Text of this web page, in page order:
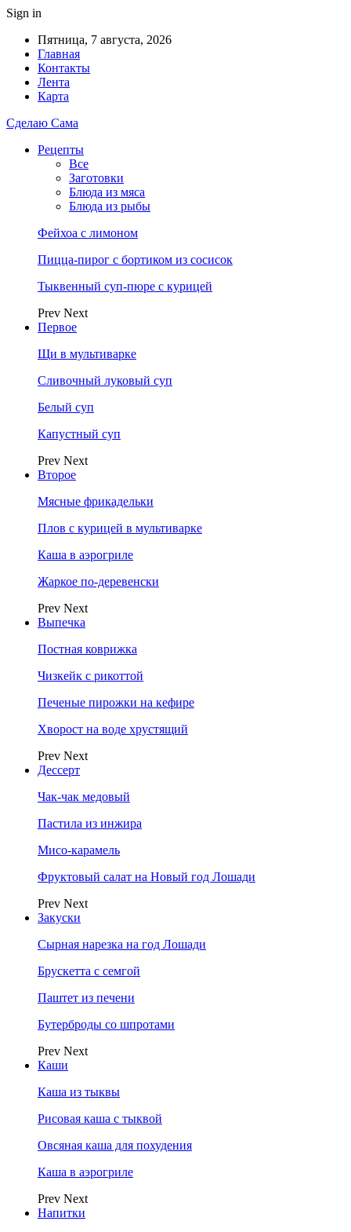
Sign in
Пятница, 7 августа, 2026
Главная
Контакты
Лента
Карта
Сделаю Сама
Рецепты
Все
Заготовки
Блюда из мяса
Блюда из рыбы
Фейхоа с лимоном
Пицца-пирог с бортиком из сосисок
Тыквенный суп-пюре с курицей
Prev Next
Первое
Щи в мультиварке
Сливочный луковый суп
Белый суп
Капустный суп
Prev Next
Второе
Мясные фрикадельки
Плов с курицей в мультиварке
Каша в аэрогриле
Жаркое по-деревенски
Prev Next
Выпечка
Постная коврижка
Чизкейк с рикоттой
Печеные пирожки на кефире
Хворост на воде хрустящий
Prev Next
Дессерт
Чак-чак медовый
Пастила из инжира
Мисо-карамель
Фруктовый салат на Новый год Лошади
Prev Next
Закуски
Сырная нарезка на год Лошади
Брускетта с семгой
Паштет из печени
Бутерброды со шпротами
Prev Next
Каши
Каша из тыквы
Рисовая каша с тыквой
Овсяная каша для похудения
Каша в аэрогриле
Prev Next
Напитки